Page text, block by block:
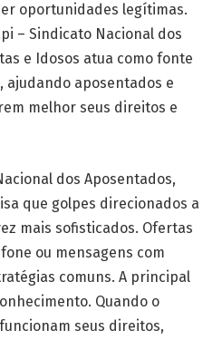
oportunidades legítimas.
– Sindicato Nacional dos
e Idosos atua como fonte
ajudando aposentados e
melhor seus direitos e
dos Aposentados,
que golpes direcionados a
mais sofisticados. Ofertas
ou mensagens com
comuns. A principal
Quando o
seus direitos,